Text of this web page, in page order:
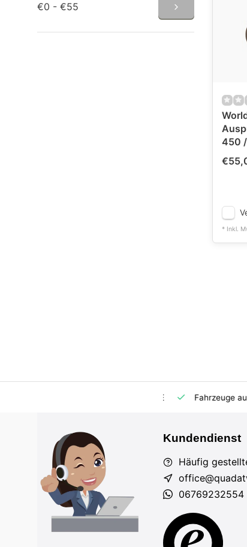
€0 - €55
450
* Inkl.
Fahrzeuge auf
Kundendienst
Häufig
06769232554